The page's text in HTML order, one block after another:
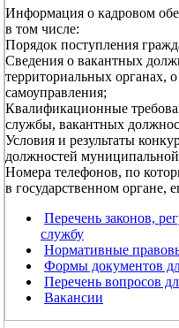
Информация о кадровом
в том числе:
Порядок поступления
Сведения о вакантных
территориальных органах,
самоуправления;
Квалификационные
службы, вакантных
Условия и результаты
должностей
Номера телефонов, по
в государственном органе,
Перечень законов,
службу
Нормативные
Формы документов
Перечень вопросов
Вакансии